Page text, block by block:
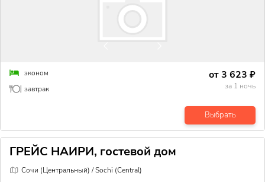
эконом
завтрак
от3 623 ₽
за 1 ночь
Выбрать
ГРЕЙС НАИРИ, гостевой дом
Сочи (Центральный) / Sochi (Central)